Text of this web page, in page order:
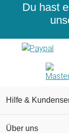
Du hast
Hilfe &
Über uns